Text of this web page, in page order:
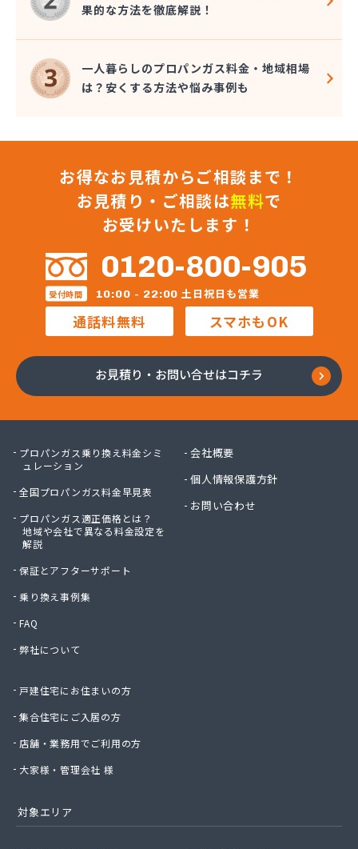
株式会社コンプロ産工
株式会社シェル石油豊橋LPG充填工場
株式会社しんせきプロパン部
株式会社スギサン化学
株式会社スマイルガステクノロジー
株式会社バンノ
株式会社フジプロ
株式会社フジプロ刈谷営業所
株式会社ホームガス東海
株式会社ホームガス東海 楽田ショップ
株式会社マルエイ名古屋支店
株式会社マルコー
株式会社マルハチ
株式会社マルマン
株式会社ヤマアキ
株式会社よしや商店
株式会社リピックス
株式会社リピックス 春日井センター
株式会社一プロ
株式会社稲藤商店
株式会社稲葉エネクス
株式会社宇佐美プロパン
株式会社下林
株式会社桑原商事
株式会社元久商店
株式会社古田商店
株式会社三好ガス
株式会社山源服部商会
株式会社山新プロパン部
株式会社山田幸一商店
果的な方法を徹底解説！
一人暮らしのプロパンガス料金・地域相場
は？安くする方法や悩み事例も
お得なお見積からご相談まで！
お見積り・ご相談は無料で
お受けいたします！
0120-800-905
受付時間 10:00 - 22:00 土日祝日も営業
通話料無料 スマホもOK
お見積り・お問い合せはコチラ
プロパンガス乗り換え料金シミ
ュレーション
全国プロパンガス料金早見表
プロパンガス適正価格とは？
地域や会社で異なる料金設定を
解説
保証とアフターサポート
乗り換え事例集
FAQ
弊社について
戸建住宅にお住まいの方
集合住宅にご入居の方
店舗・業務用でご利用の方
大家様・管理会社 様
会社概要
個人情報保護方針
お問い合わせ
対象エリア